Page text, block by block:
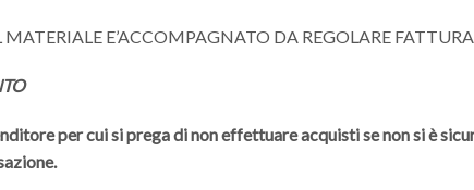
E’ACCOMPAGNATO DA REGOLARE FATTURA
per cui si prega di non effettuare acquisti se non si è